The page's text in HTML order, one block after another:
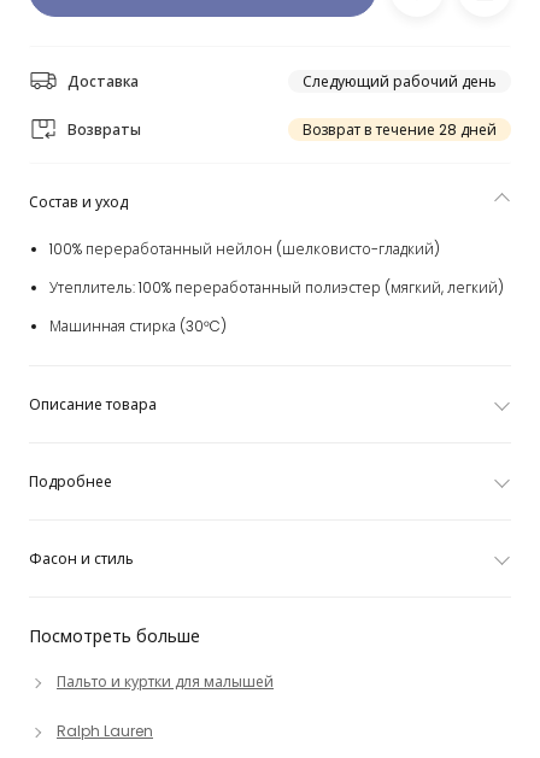
Доставка Следующий рабочий день
Возвраты Возврат в течение 28 дней
Посмотреть больше
Пальто и куртки для малышей
Ralph Lauren
Состав и уход
100% переработанный нейлон (шелковисто-гладкий)
Утеплитель: 100% переработанный полиэстер (мягкий, легкий)
Машинная стирка (30°C)
Описание товара
Подробнее
Фасон и стиль